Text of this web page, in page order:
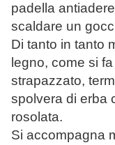
padella
scaldare un
Di tanto in tanto
legno, come si
strapazzato,
spolvera di erba
rosolata.
Si accompagna